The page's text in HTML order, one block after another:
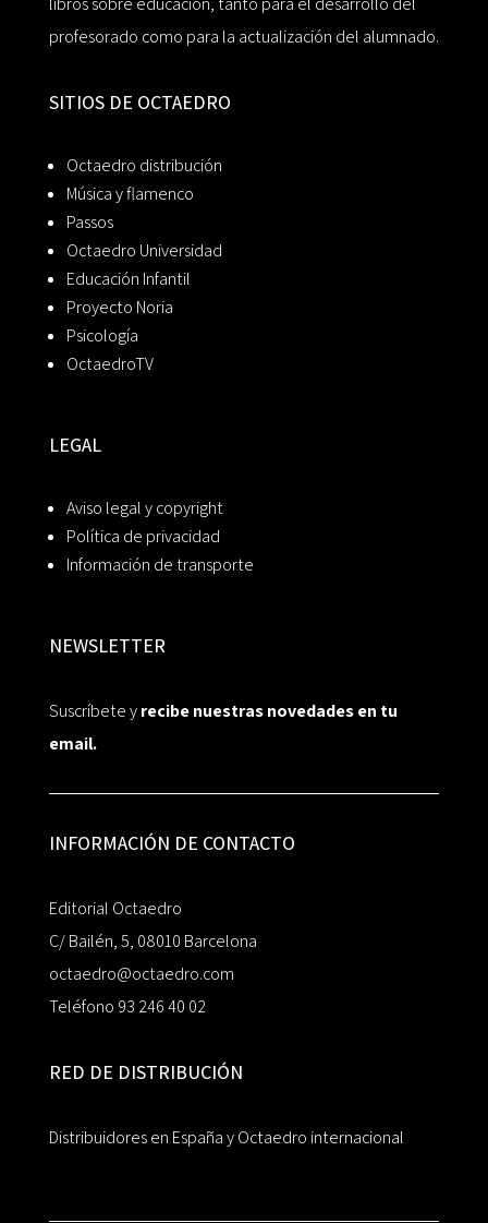
profesorado como para la actualización del alumnado.
SITIOS DE OCTAEDRO
Octaedro distribución
Música y flamenco
Passos
Octaedro Universidad
Educación Infantil
Proyecto Noria
Psicología
OctaedroTV
LEGAL
Aviso legal y copyright
Política de privacidad
Información de transporte
NEWSLETTER
Suscríbete yrecibe nuestras novedades en tu
email.
INFORMACIÓN DE CONTACTO
Editorial Octaedro
C/ Bailén, 5, 08010 Barcelona
octaedro@octaedro.com
Teléfono 93 246 40 02
RED DE DISTRIBUCIÓN
Distribuidores en España y Octaedro internacional